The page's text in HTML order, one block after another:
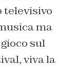
televisivo
ma
sul
viva la